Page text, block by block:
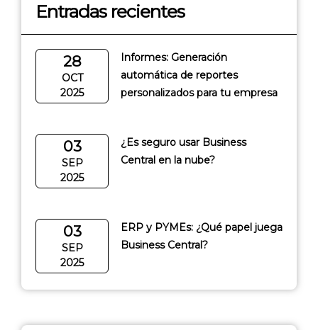
Entradas recientes
28
OCT
2025
Informes: Generación
automática de reportes
personalizados para tu empresa
03
SEP
2025
¿Es seguro usar Business
Central en la nube?
03
SEP
2025
ERP y PYMEs: ¿Qué papel juega
Business Central?